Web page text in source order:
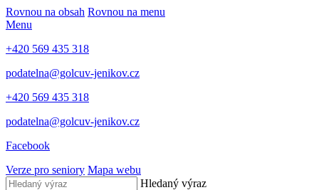
Rovnou na obsah Rovnou na menu
Menu
+420 569 435 318
podatelna@golcuv-jenikov.cz
+420 569 435 318
podatelna@golcuv-jenikov.cz
Facebook
Verze pro seniory Mapa webu
Hledaný výraz